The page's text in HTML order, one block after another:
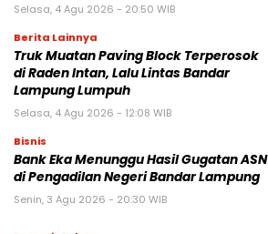
Selasa, 4 Agu 2026 - 20:50 WIB
Berita Lainnya
Truk Muatan Paving Block Terperosok
di Raden Intan, Lalu Lintas Bandar
Lampung Lumpuh
Selasa, 4 Agu 2026 - 12:08 WIB
Bisnis
Bank Eka Menunggu Hasil Gugatan ASN
di Pengadilan Negeri Bandar Lampung
Senin, 3 Agu 2026 - 20:30 WIB